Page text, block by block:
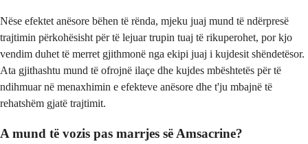
Nëse efektet anësore bëhen të rënda, mjeku juaj mund të ndërpresë
trajtimin përkohësisht për të lejuar trupin tuaj të rikuperohet, por kjo
vendim duhet të merret gjithmonë nga ekipi juaj i kujdesit shëndetësor.
Ata gjithashtu mund të ofrojnë ilaçe dhe kujdes mbështetës për të
ndihmuar në menaxhimin e efekteve anësore dhe t'ju mbajnë të
rehatshëm gjatë trajtimit.
A mund të vozis pas marrjes së Amsacrine?